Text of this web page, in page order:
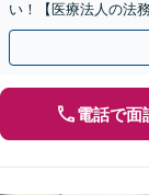
い！【医療法人の法
ドバイスで、納得の
電話で面